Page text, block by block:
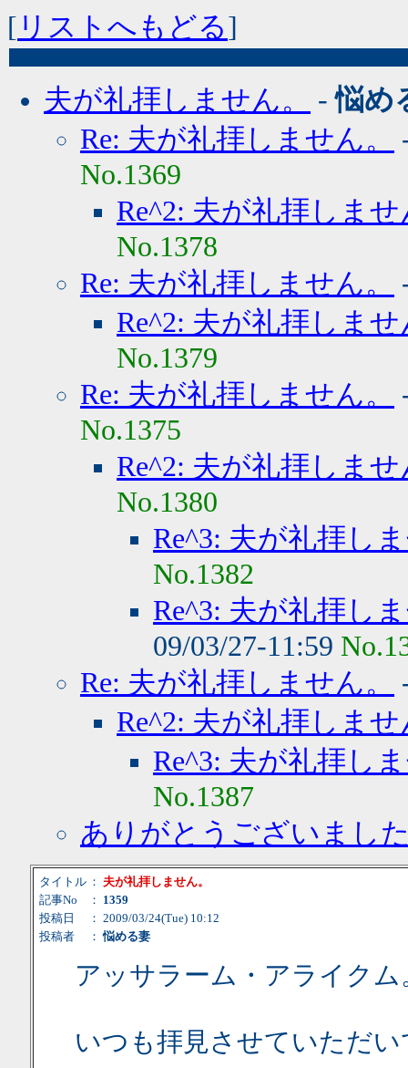
[ リストへもどる]
夫が礼拝しません。 -悩め
Re: 夫が礼拝しません。
No.1369
Re^2: 夫が礼拝しま
No.1378
Re: 夫が礼拝しません。
Re^2: 夫が礼拝しま
No.1379
Re: 夫が礼拝しません。
No.1375
Re^2: 夫が礼拝しま
No.1380
Re^3: 夫が礼拝し
No.1382
Re^3: 夫が礼拝し
09/03/27-11:59
Re: 夫が礼拝しません。
Re^2: 夫が礼拝しま
Re^3: 夫が礼拝し
No.1387
ありがとうございまし
タイトル ： 夫が礼拝しません。
記事No
： 1359
投稿日
： 2009/03/24(Tue) 10:12
投稿者
：悩める妻
アッサラーム・アライクム
いつも拝見させていただ